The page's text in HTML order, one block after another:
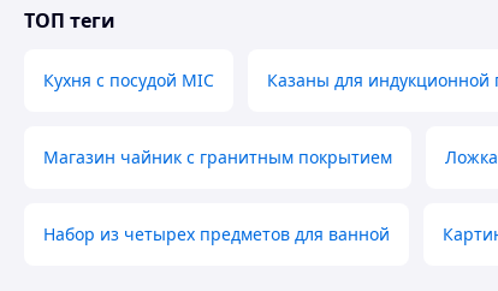
Похожие товары по характеристикам
ТОП теги
Кухня с посудой MIC Казаны для индукционной
Магазин чайник с гранитным покрытием
Набор из четырех предметов для ванной